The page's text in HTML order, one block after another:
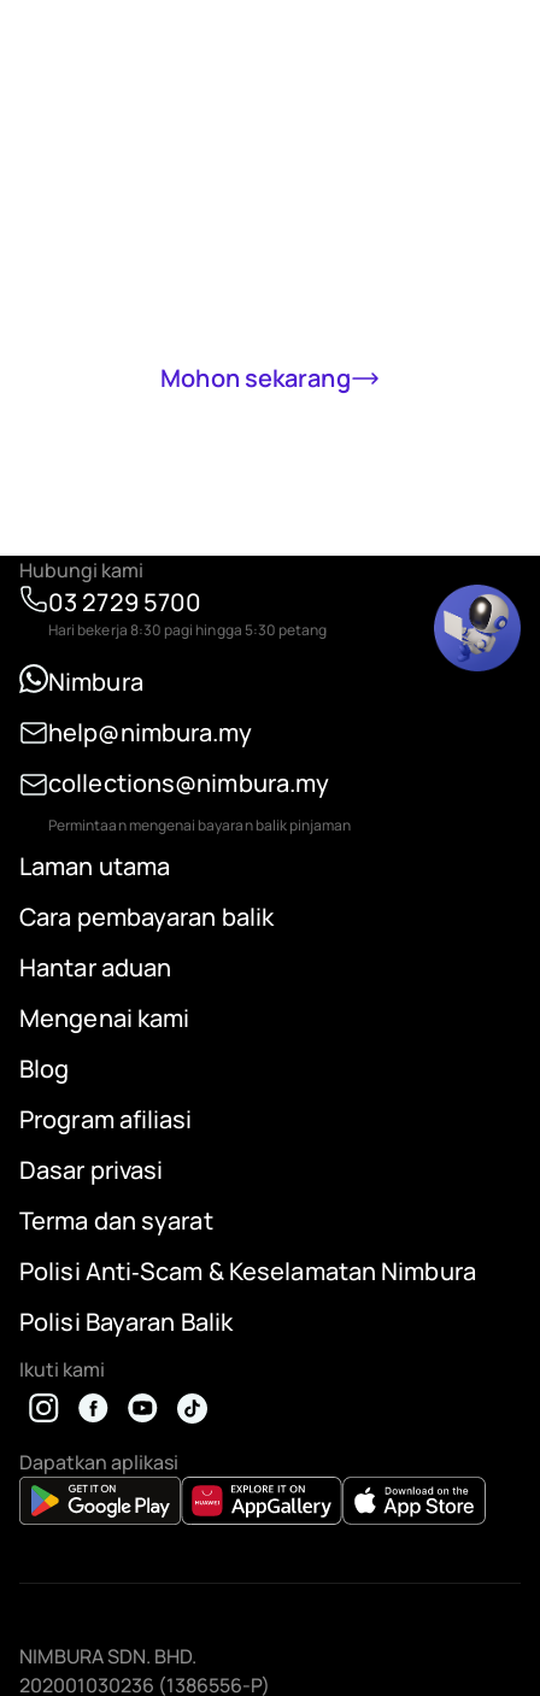
Mohon sekarang
Hubungi kami
03 2729 5700
Hari bekerja 8:30 pagi hingga 5:30 petang
Nimbura
help@nimbura.my
collections@nimbura.my
Permintaan mengenai bayaran balik pinjaman
Laman utama
Cara pembayaran balik
Hantar aduan
Mengenai kami
Blog
Program afiliasi
Dasar privasi
Terma dan syarat
Polisi Anti‑Scam & Keselamatan Nimbura
Polisi Bayaran Balik
Ikuti kami
Dapatkan aplikasi
NIMBURA SDN. BHD.
202001030236 (1386556-P)